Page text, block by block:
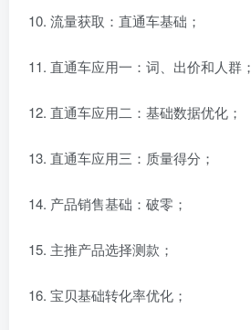
流量获取：直通车基础；
直通车应用一：词、出价和人群；
直通车应用二：基础数据优化；
直通车应用三：质量得分；
产品销售基础：破零；
主推产品选择测款；
宝贝基础转化率优化；